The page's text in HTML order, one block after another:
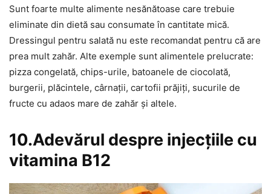
Sunt foarte multe alimente nesănătoase care trebuie
eliminate din dietă sau consumate în cantitate mică.
Dressingul pentru salată nu este recomandat pentru că are
prea mult zahăr. Alte exemple sunt alimentele prelucrate:
pizza congelată, chips-urile, batoanele de ciocolată,
burgerii, plăcintele, cârnații, cartofii prăjiți, sucurile de
fructe cu adaos mare de zahăr și altele.
10.Adevărul despre injecțiile cu
vitamina B12